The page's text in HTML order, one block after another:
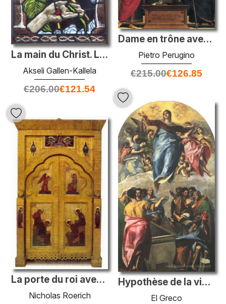
Dame en trône avec un enfant entre les saints et John Augustine
Pietro Perugino
€215.00€126.85
La main du Christ. La paume de la paix
Akseli Gallen-Kallela
€206.00€121.54
Hypothèse de la vierge
El Greco
La porte du roi avec la verrière
Nicholas Roerich